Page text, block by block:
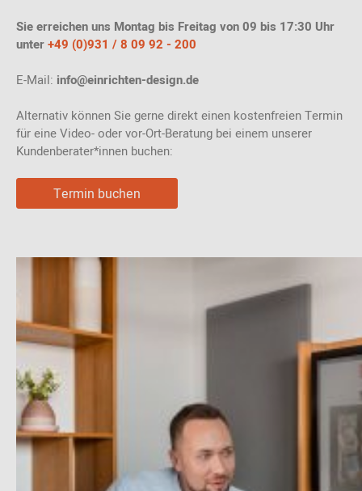
Sie erreichen uns Montag bis Freitag von 09 bis 17:30 Uhr
unter+49 (0)931 / 8 09 92 - 200
E-Mail: info@einrichten-design.de
Alternativ können Sie gerne direkt einen kostenfreien Termin
für eine Video- oder vor-Ort-Beratung bei einem unserer
Kundenberater*innen buchen:
Termin buchen